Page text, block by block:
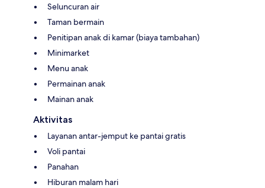
Seluncuran air
Taman bermain
Penitipan anak di kamar (biaya tambahan)
Minimarket
Menu anak
Permainan anak
Mainan anak
Aktivitas
Layanan antar-jemput ke pantai gratis
Voli pantai
Panahan
Hiburan malam hari